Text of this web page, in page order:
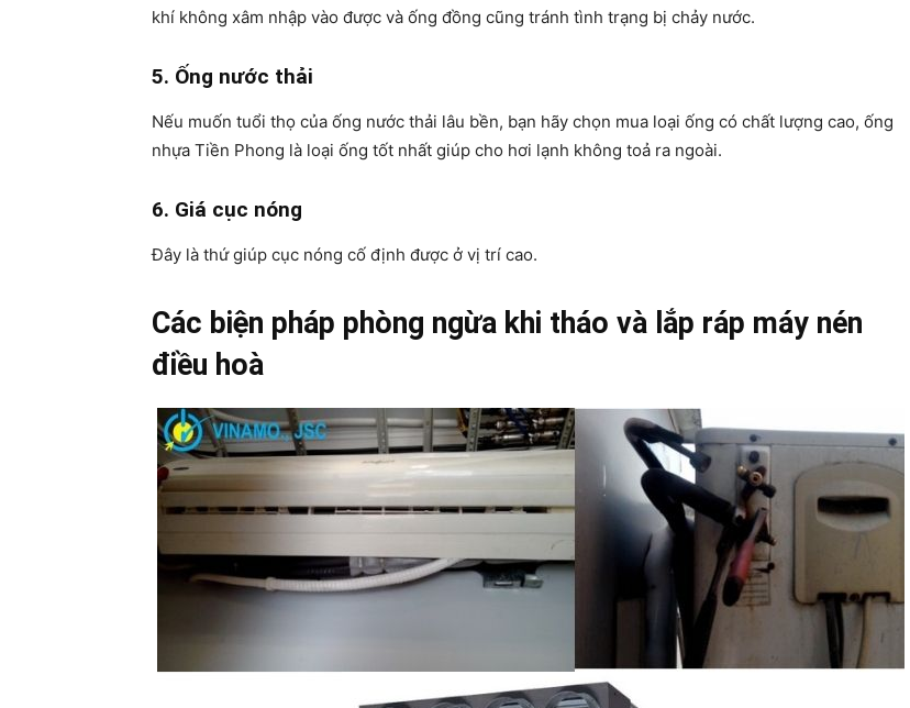
khí không xâm nhập vào được và ống đồng cũng tránh tình trạng bị chảy nước.
5. Ống nước thải
Nếu muốn tuổi thọ của ống nước thải lâu bền, bạn hãy chọn mua loại ống có chất lượng cao, ống
nhựa Tiền Phong là loại ống tốt nhất giúp cho hơi lạnh không toả ra ngoài.
6. Giá cục nóng
Đây là thứ giúp cục nóng cố định được ở vị trí cao.
Các biện pháp phòng ngừa khi tháo và lắp ráp máy nén
điều hoà